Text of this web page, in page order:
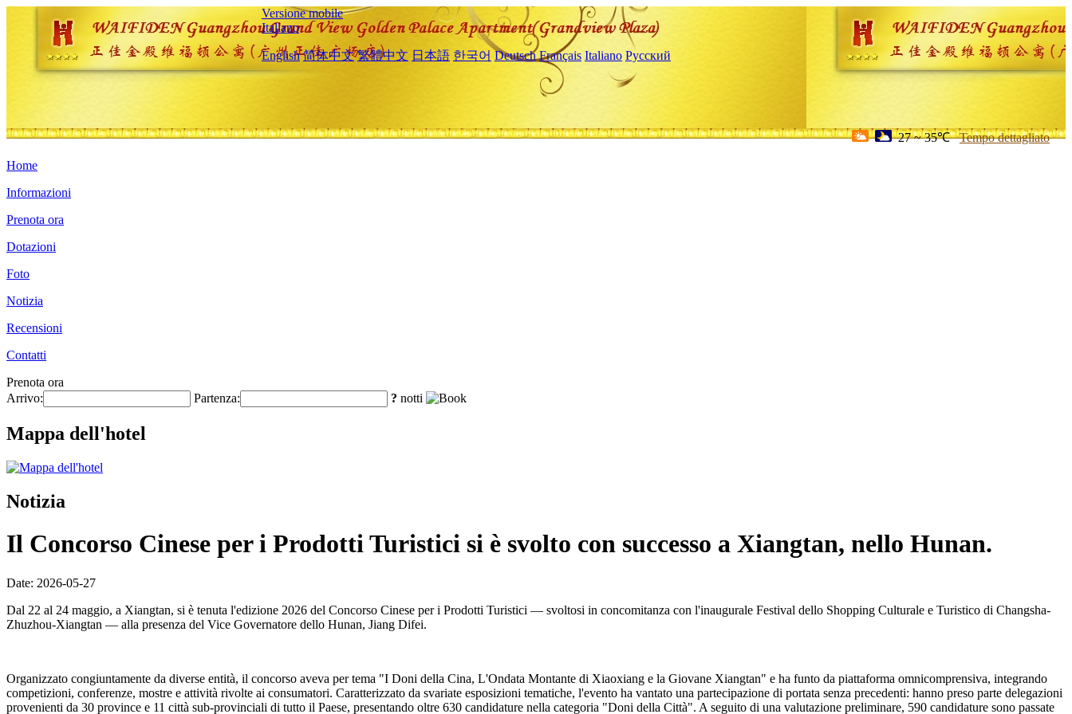
Versione mobile
Italiano
English 简体中文 繁體中文 日本語 한국어 Deutsch Français Italiano Русский
27 ~ 35℃ Tempo dettagliato
Home
Informazioni
Prenota ora
Dotazioni
Foto
Notizia
Recensioni
Contatti
Prenota ora
Arrivo:
Partenza: ? notti
Mappa dell'hotel
Notizia
Il Concorso Cinese per i Prodotti Turistici si è svolto con successo a Xiangtan, nello Hunan.
Date: 2026-05-27
Dal 22 al 24 maggio, a Xiangtan, si è tenuta l'edizione 2026 del Concorso Cinese per i Prodotti Turistici — svoltosi in concomitanza con l'inaugurale Festival dello Shopping Culturale e Turistico di Changsha-
Zhuzhou-Xiangtan — alla presenza del Vice Governatore dello Hunan, Jiang Difei.
Organizzato congiuntamente da diverse entità, il concorso aveva per tema "I Doni della Cina, L'Ondata Montante di Xiaoxiang e la Giovane Xiangtan" e ha funto da piattaforma omnicomprensiva, integrando
competizioni, conferenze, mostre e attività rivolte ai consumatori. Caratterizzato da svariate esposizioni tematiche, l'evento ha vantato una partecipazione di portata senza precedenti: hanno preso parte delegazioni
provenienti da 30 province e 11 città sub-provinciali di tutto il Paese, presentando oltre 630 candidature nella categoria "Doni della Città". A seguito di una valutazione preliminare, 590 candidature sono passate